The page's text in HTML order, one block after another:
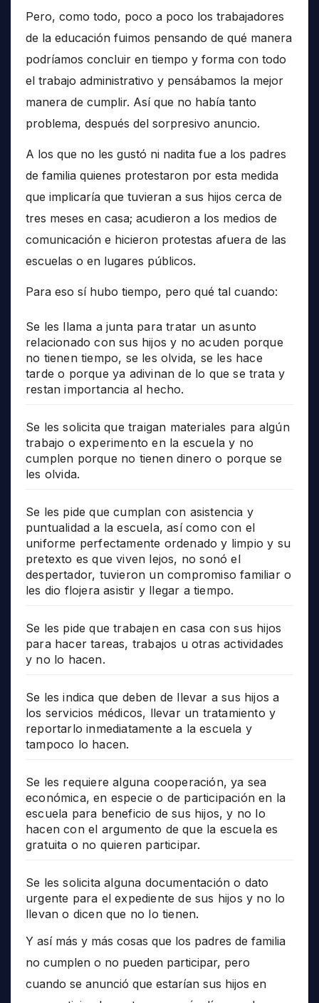
Pero, como todo, poco a poco los trabajadores
de la educación fuimos pensando de qué manera
podríamos concluir en tiempo y forma con todo
el trabajo administrativo y pensábamos la mejor
manera de cumplir. Así que no había tanto
problema, después del sorpresivo anuncio.
A los que no les gustó ni nadita fue a los padres
de familia quienes protestaron por esta medida
que implicaría que tuvieran a sus hijos cerca de
tres meses en casa; acudieron a los medios de
comunicación e hicieron protestas afuera de las
escuelas o en lugares públicos.
Para eso sí hubo tiempo, pero qué tal cuando:
Se les llama a junta para tratar un asunto
relacionado con sus hijos y no acuden porque
no tienen tiempo, se les olvida, se les hace
tarde o porque ya adivinan de lo que se trata y
restan importancia al hecho.
Se les solicita que traigan materiales para algún
trabajo o experimento en la escuela y no
cumplen porque no tienen dinero o porque se
les olvida.
Se les pide que cumplan con asistencia y
puntualidad a la escuela, así como con el
uniforme perfectamente ordenado y limpio y su
pretexto es que viven lejos, no sonó el
despertador, tuvieron un compromiso familiar o
les dio flojera asistir y llegar a tiempo.
Se les pide que trabajen en casa con sus hijos
para hacer tareas, trabajos u otras actividades
y no lo hacen.
Se les indica que deben de llevar a sus hijos a
los servicios médicos, llevar un tratamiento y
reportarlo inmediatamente a la escuela y
tampoco lo hacen.
Se les requiere alguna cooperación, ya sea
económica, en especie o de participación en la
escuela para beneficio de sus hijos, y no lo
hacen con el argumento de que la escuela es
gratuita o no quieren participar.
Se les solicita alguna documentación o dato
urgente para el expediente de sus hijos y no lo
llevan o dicen que no lo tienen.
Y así más y más cosas que los padres de familia
no cumplen o no pueden participar, pero
cuando se anunció que estarían sus hijos en